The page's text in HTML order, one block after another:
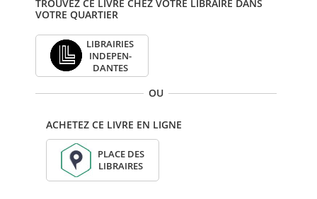
TROUVEZ CE LIVRE CHEZ VOTRE LIBRAIRE DANS
VOTRE QUARTIER
LIBRAI­RIES
INDE­PEN­
DANTES
OU
ACHETEZ CE LIVRE EN LIGNE
PLACE DES
LIBRAIRES